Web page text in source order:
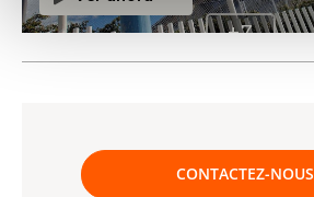
CONTACTEZ-NOUS